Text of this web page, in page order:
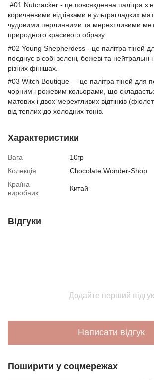
#01 Nutcracker - це повсякденна палітра з
коричневими відтінками в ультрагладких
чудовими перлинними та мерехтливими
природного красивого образу.
#02 Young Shepherdess - це палітра тіней
поєднує в собі зелені, бежеві та нейтральні
різних фінішах.
#03 Witch Boutique — це палітра тіней для
чорним і рожевим кольорами, що
матових і двох мерехтливих відтінків
від теплих до холодних тонів.
Характеристики
Вага
10гр
Колекція
Chocolate Wonder-Shop
Країна
виробник
Китай
Відгуки
Додайте перший відгук
Написати відгук
Поширити у соцмережах